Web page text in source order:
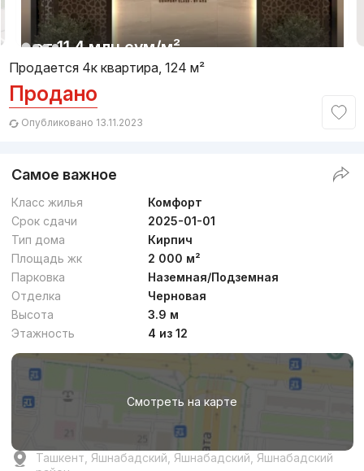
от11.4 млн сум/м²
Сдан 2025,
4к квартира, 123 м²
от сум/м²
Сдан,Егор
4к квартира, 69 м²
10740...
1/16
Продается 4к квартира, 124 м²
Продано
Опубликовано 13.11.2023
Самое важное
Класс жилья
Комфорт
Срок сдачи
2025-01-01
Тип дома
Кирпич
Площадь жк
2 000 м²
Парковка
Наземная/Подземная
Отделка
Черновая
Высота
3.9 м
Этажность
4 из 12
Смотреть на карте
Ташкент, Яшнабадский, Яшнабадский, Яшнабадский